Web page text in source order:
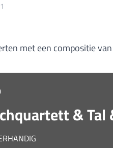
met een compositie
& Tal